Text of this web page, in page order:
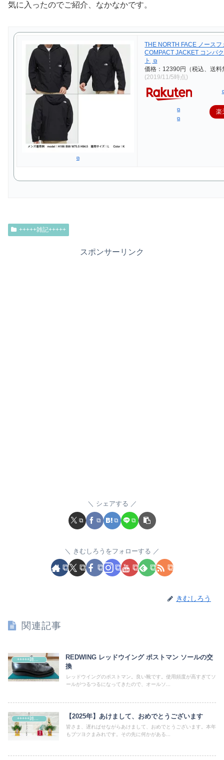
気に入ったのでご紹介、なかなかです。
THE NORTH FACE ノースフ
COMPACT JACKET コンパ
ト
価格：12390円（税込、送料
(2019/11/5時点)
楽
+++++雑記+++++
スポンサーリンク
シェアする
きむしろうをフォローする
きむしろう
関連記事
+++++雑記+++++
REDWING レッドウイング ポストマン ソールの交
換
レッドウイングのポストマン。良い靴です。使用頻度が高すぎてソ
ールがつるつるになってきたので、オールソ...
【2025年】あけまして、おめでとうございます
皆さま、遅ればせながらあけまして、おめでとうございます。本年
もブツヨクまみれです。その先に何かがある...